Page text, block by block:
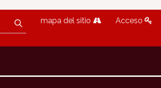
mapa del sitio Acceso